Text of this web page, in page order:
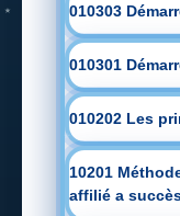
010303
010301
010202 Les
10201
affilié a